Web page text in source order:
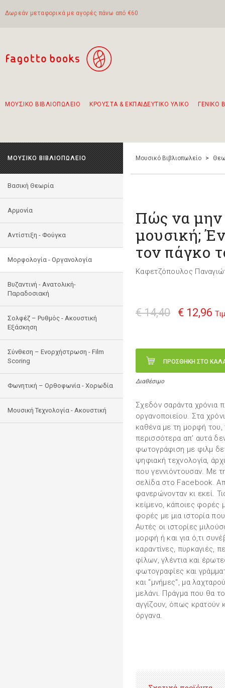
Δωρεάν μεταφορικά με αγορές πάνω από €60
ΜΟΥΣΙΚΟ ΒΙΒΛΙΟΠΩΛΕΙΟ ΚΡΟΥΣΤΑ & ΕΚΠΑΙΔΕΥΤΙΚΟ ΥΛΙΚΟ ΓΕΝΙΚΟ
ΜΟΥΣΙΚΟ ΒΙΒΛΙΟΠΩΛΕΙΟ
Βασική Θεωρία
Αρμονία
Αντίστιξη - Φούγκα
Μορφολογία - Οργανολογία
Bυζαντινή - Ανατολική-
Παραδοσιακή
Σολφέζ – Ρυθμός - Ακουστική
Εξάσκηση
Σύνθεση – Ενορχήστρωση - Film
Scoring
Φωνητική – Ορθοφωνία - Χορωδία
Μουσική Τεχνολογία - Ακουστική
Μουσικό Βιβλιοπωλείο >
Πώς να μην
μουσική;
τον πάγκο
Καφετζόπουλος
€ 14,40 € 12,96
ΠΡΟΣΘΗΚΗ ΣΤΟ
Διαθέσιμο
Σχεδόν σαράντα χρόνια
οργανοποιείου. Στα
καθένα με τη μορφή του,
περισσότερα απ' αυτά
φωτογράφιση με φιλμ
ψηφιακή τεχνολογία,
που γεννιόντουσαν. Με
σελίδα στο Facebook.
φανερώνονταν κι εκεί.
κείμενο, κάποιες φορές
φορές με μια ιστορία
Αυτές οι ιστορίες
μορφή ή και για ό,τι
καραντίνες, πυρκαγιές,
φίλων, γλέντια και
φωτογραφίες και
και "μνήμες", μα
μελάνι. Πράγμα που θα
αγγίζουν, όπως κρατούν
όργανα.